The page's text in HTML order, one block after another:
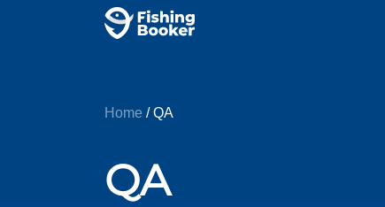
Home / QA
QA